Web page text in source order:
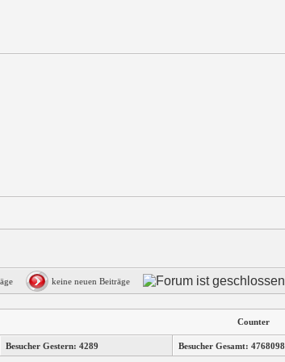
keine neuen Beiträge
Counter
Besucher Gestern: 4289 Besucher Gesamt: 4768098